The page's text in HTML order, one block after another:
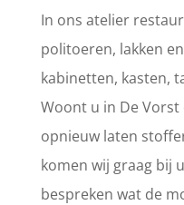
In ons atelier
politoeren, lakken
kabinetten, kasten,
Woont u in De
opnieuw laten
komen wij graag bij
bespreken wat de